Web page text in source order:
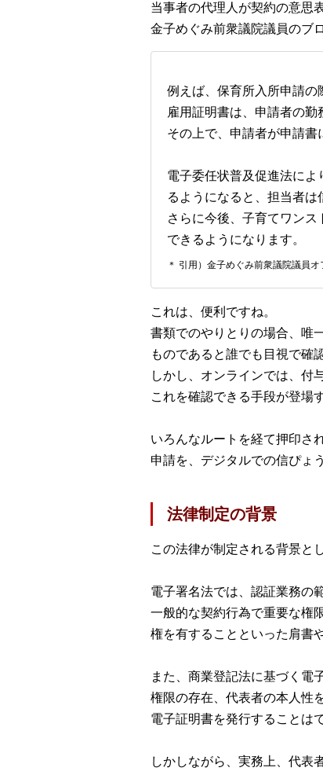
当事者の代理人が契約の意思
金子めぐみ前衆議院議員のブ
例えば、保育所入所申請の
雇用証明書は、申請者の勤
その上で、申請者が申請書
電子委任状普及促進法に
るようになると、担当者は
さらに今後、子育てワン
できるようになります。
＊ 引用）金子めぐみ前衆議院議員
これは、便利ですね。
書類でのやりとりの場合、唯
ものであると誰でも目視で確
しかし、オンラインでは、付
これを確認できる手段が登場
いろんなルートを経て押印さ
申請を、デジタルでの信ぴょ
法律制定の背景
この法律が制定される背景と
電子署名法では、認証業務の
一般的な契約行為で重要な権
権を有することといった肩書
また、商業登記法に基づく電
権限の存在、代表者の本人性
電子証明書を発行することは
しかしながら、実務上、代表